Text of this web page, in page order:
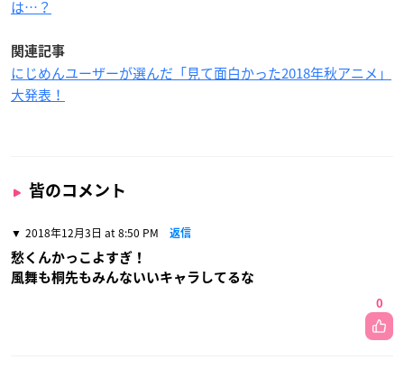
は…？
関連記事
にじめんユーザーが選んだ「見て面白かった2018年秋アニメ」
大発表！
皆のコメント
2018年12月3日 at 8:50 PM 返信
愁くんかっこよすぎ！
風舞も桐先もみんないいキャラしてるな
0